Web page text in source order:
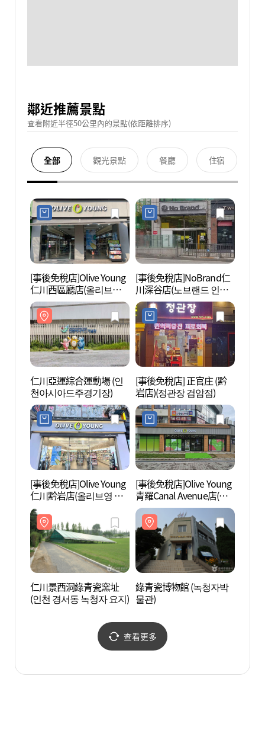
鄰近推薦景點
查看附近半徑50公里內的景點(依距離排序)
全部 觀光景點 餐廳 住宿
[事後免稅店]Olive Young
仁川西區廳店(올리브영
인천서구청점)
[事後免稅店]NoBrand仁
川深谷店(노브랜드 인천
심곡점)
仁川亞運綜合運動場 (인
천아시아드주경기장)
[事後免稅店] 正官庄 (黔
岩店)(정관장 검암점)
[事後免稅店]Olive Young
仁川黔岩店(올리브영 인
천검암점)
[事後免稅店]Olive Young
青羅Canal Avenue店(올
리브영 청라커낼에비뉴
점)
仁川景西洞綠青瓷窯址
(인천 경서동 녹청자 요지)
綠青瓷博物館 (녹청자박
물관)
查看更多